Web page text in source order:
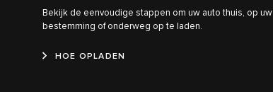
Bekijk de eenvoudige stappen om uw auto thuis, op uw
bestemming of onderweg op te laden.
HOE OPLADEN